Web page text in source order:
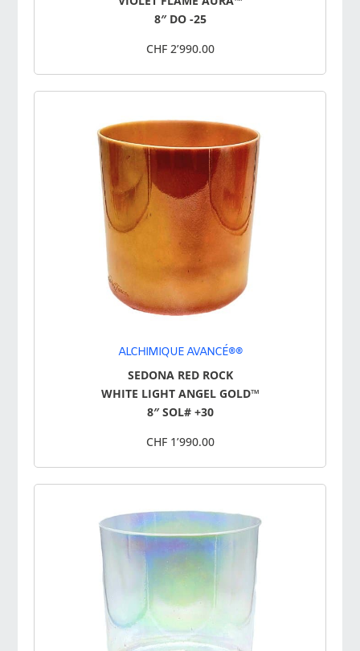
8″ DO -25
CHF 2’990.00
ALCHIMIQUE AVANCÉ®®
SEDONA RED ROCK
WHITE LIGHT ANGEL GOLD™
8″ SOL# +30
CHF 1’990.00